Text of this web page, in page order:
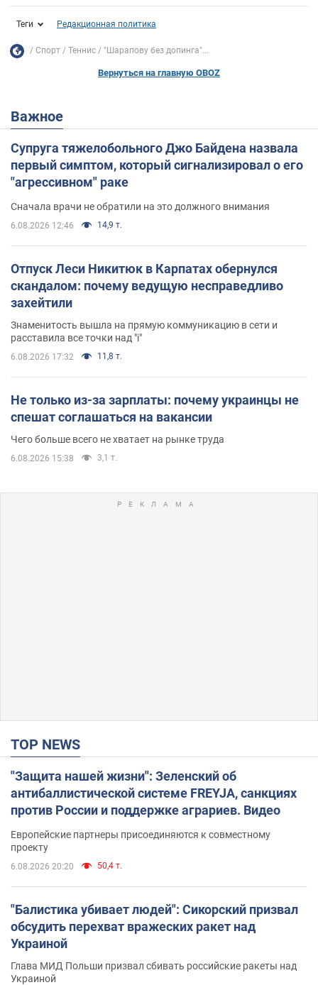
Теги Редакционная политика
Спорт Теннис "Шарапову без допинга"...
Вернуться на главную OBOZ
Важное
Супруга тяжелобольного Джо Байдена назвала
первый симптом, который сигнализировал о его
"агрессивном" раке
Сначала врачи не обратили на это должного внимания
6.08.2026 12:46 14,9 т.
Отпуск Леси Никитюк в Карпатах обернулся
скандалом: почему ведущую несправедливо
захейтили
Знаменитость вышла на прямую коммуникацию в сети и
расставила все точки над "i"
6.08.2026 17:32 11,8 т.
Не только из-за зарплаты: почему украинцы не
спешат соглашаться на вакансии
Чего больше всего не хватает на рынке труда
6.08.2026 15:38 3,1 т.
TOP NEWS
"Защита нашей жизни": Зеленский об
антибаллистической системе FREYJA, санкциях
против России и поддержке аграриев. Видео
Европейские партнеры присоединяются к совместному
проекту
6.08.2026 20:20 50,4 т.
"Балистика убивает людей": Сикорский призвал
обсудить перехват вражеских ракет над
Украиной
Глава МИД Польши призвал сбивать российские ракеты над
Украиной